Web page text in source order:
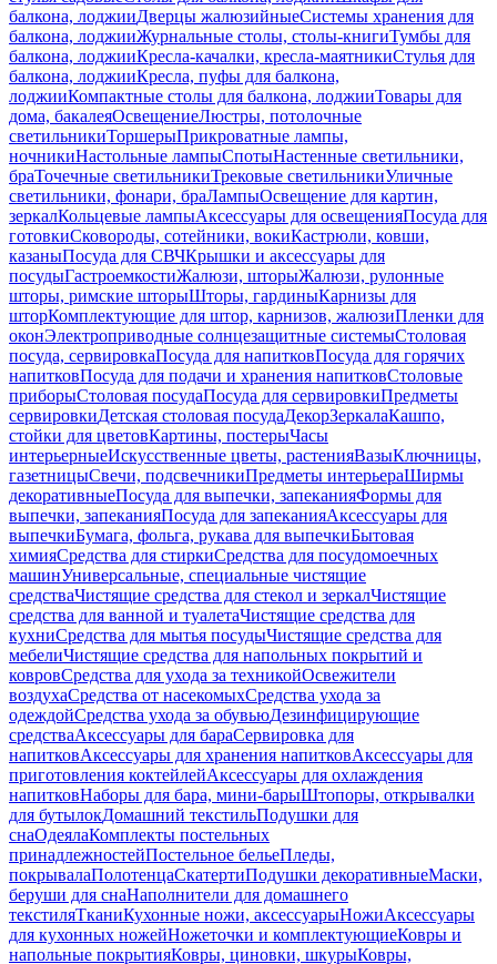
балкона, лоджииДверцы жалюзийныеСистемы хранения для
балкона, лоджииЖурнальные столы, столы-книгиТумбы для
балкона, лоджииКресла-качалки, кресла-маятникиСтулья для
балкона, лоджииКресла, пуфы для балкона,
лоджииКомпактные столы для балкона, лоджииТовары для
дома, бакалеяОсвещениеЛюстры, потолочные
светильникиТоршерыПрикроватные лампы,
ночникиНастольные лампыСпотыНастенные светильники,
браТочечные светильникиТрековые светильникиУличные
светильники, фонари, браЛампыОсвещение для картин,
зеркалКольцевые лампыАксессуары для освещенияПосуда для
готовкиСковороды, сотейники, вокиКастрюли, ковши,
казаныПосуда для СВЧКрышки и аксессуары для
посудыГастроемкостиЖалюзи, шторыЖалюзи, рулонные
шторы, римские шторыШторы, гардиныКарнизы для
шторКомплектующие для штор, карнизов, жалюзиПленки для
оконЭлектроприводные солнцезащитные системыСтоловая
посуда, сервировкаПосуда для напитковПосуда для горячих
напитковПосуда для подачи и хранения напитковСтоловые
приборыСтоловая посудаПосуда для сервировкиПредметы
сервировкиДетская столовая посудаДекорЗеркалаКашпо,
стойки для цветовКартины, постерыЧасы
интерьерныеИскусственные цветы, растенияВазыКлючницы,
газетницыСвечи, подсвечникиПредметы интерьераШирмы
декоративныеПосуда для выпечки, запеканияФормы для
выпечки, запеканияПосуда для запеканияАксессуары для
выпечкиБумага, фольга, рукава для выпечкиБытовая
химияСредства для стиркиСредства для посудомоечных
машинУниверсальные, специальные чистящие
средстваЧистящие средства для стекол и зеркалЧистящие
средства для ванной и туалетаЧистящие средства для
кухниСредства для мытья посудыЧистящие средства для
мебелиЧистящие средства для напольных покрытий и
ковровСредства для ухода за техникойОсвежители
воздухаСредства от насекомыхСредства ухода за
одеждойСредства ухода за обувьюДезинфицирующие
средстваАксессуары для бараСервировка для
напитковАксессуары для хранения напитковАксессуары для
приготовления коктейлейАксессуары для охлаждения
напитковНаборы для бара, мини-барыШтопоры, открывалки
для бутылокДомашний текстильПодушки для
снаОдеялаКомплекты постельных
принадлежностейПостельное бельеПледы,
покрывалаПолотенцаСкатертиПодушки декоративныеМаски,
беруши для снаНаполнители для домашнего
текстиляТканиКухонные ножи, аксессуарыНожиАксессуары
для кухонных ножейНожеточки и комплектующиеКовры и
напольные покрытияКовры, циновки, шкурыКовры,